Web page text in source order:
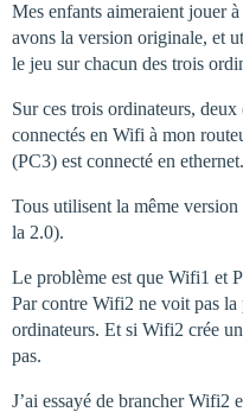
Mes enfants aimeraient jouer
avons la version originale, et
le jeu sur chacun des trois
Sur ces trois ordinateurs,
connectés en Wifi à mon
(PC3) est connecté en ethernet.
Tous utilisent la même
la 2.0).
Le problème est que Wifi1 et
Par contre Wifi2 ne voit pas la
ordinateurs. Et si Wifi2 crée
pas.
J’ai essayé de brancher Wifi2